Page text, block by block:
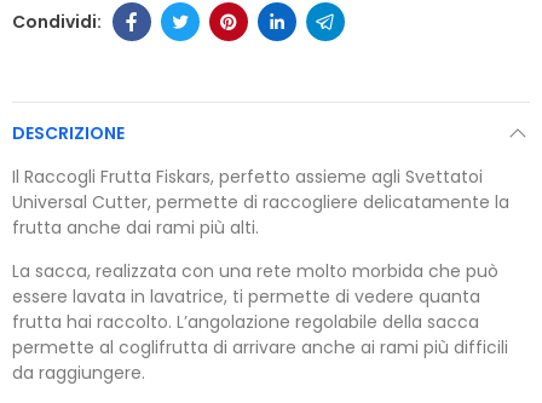
DESCRIZIONE
Il Raccogli Frutta Fiskars, perfetto assieme agli Svettatoi
Universal Cutter, permette di raccogliere delicatamente la
frutta anche dai rami più alti.
La sacca, realizzata con una rete molto morbida che può
essere lavata in lavatrice, ti permette di vedere quanta
frutta hai raccolto. L’angolazione regolabile della sacca
permette al coglifrutta di arrivare anche ai rami più difficili
da raggiungere.